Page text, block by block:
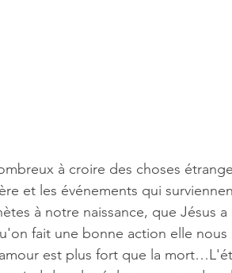
à croire des choses
et les événements qui
à notre naissance, que Jésus
fait une bonne action elle
est plus fort que la